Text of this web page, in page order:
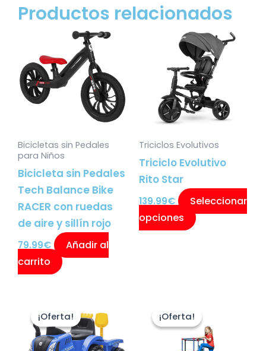
Productos relacionados
Bicicletas sin Pedales
para Niños
Bicicleta sin Pedales
Tech Balance Bike
RACER con ruedas
de aire y sillín rojo
79.99€
Añadir al
carrito
Triciclos Evolutivos
Triciclo Evolutivo
Rito Star
139.99€
Seleccionar
opciones
Este
producto
tiene
múltiples
variantes.
Las
se
pueden
en
la
¡Oferta!
¡Oferta!
precio
original
era:
69.99€.
precio
actual
es:
49.99€.
¡Oferta!
¡Oferta!original
era:
149.99€.
es:
99.99€.